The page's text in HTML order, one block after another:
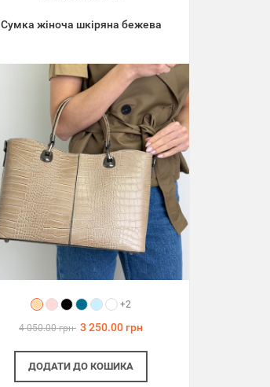
Сумка жіноча шкіряна бежева
+2
4 050.00 грн 3 250.00 грн
ДОДАТИ ДО КОШИКА